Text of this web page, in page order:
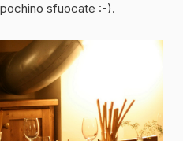
sfuocate :-).